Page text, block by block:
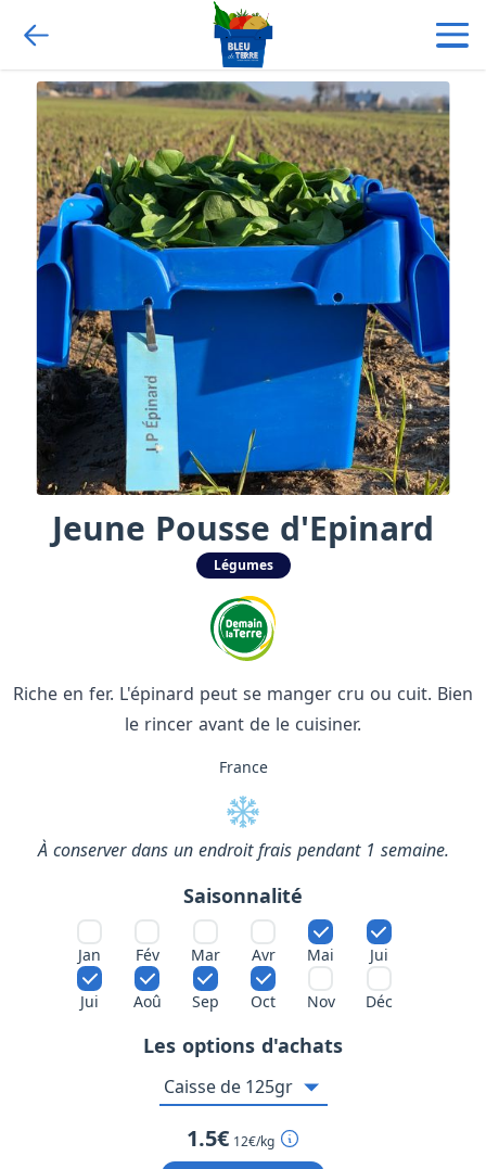
Jeune Pousse d'Epinard
Légumes
Riche en fer. L'épinard peut se manger cru ou cuit. Bien
le rincer avant de le cuisiner.
France
À conserver dans un endroit frais pendant 1 semaine.
Saisonnalité
Jan Fév Mar Avr Mai Jui
Jui Aoû Sep Oct Nov Déc
Les options d'achats
1.5€ 12€/kg